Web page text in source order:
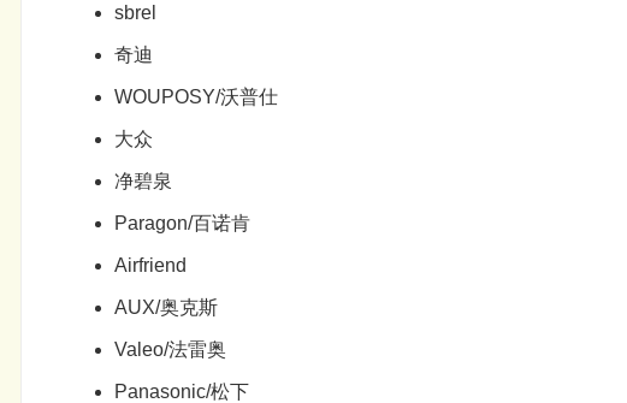
sbrel
奇迪
WOUPOSY/沃普仕
大众
净碧泉
Paragon/百诺肯
Airfriend
AUX/奥克斯
Valeo/法雷奥
Panasonic/松下